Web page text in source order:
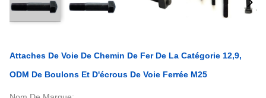
Attaches De Voie De Chemin De Fer De La Catégorie 12,9,
ODM De Boulons Et D'écrous De Voie Ferrée M25